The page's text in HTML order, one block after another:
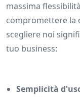
massima
compromettere la
scegliere noi
tuo business:
Semplicità